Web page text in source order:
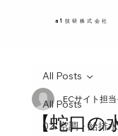
a1技研株式会社
All Posts
02. 空調・給排
All Posts
【蛇口
ECサイト担当